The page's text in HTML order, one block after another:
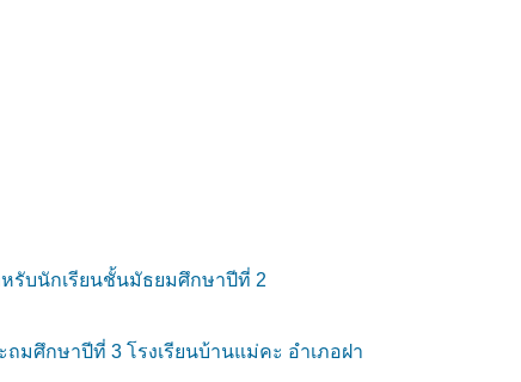
หรับนักเรียนชั้นมัธยมศึกษาปีที่ 2
มศึกษาปีที่ 3 โรงเรียนบ้านแม่คะ อำเภอฝา